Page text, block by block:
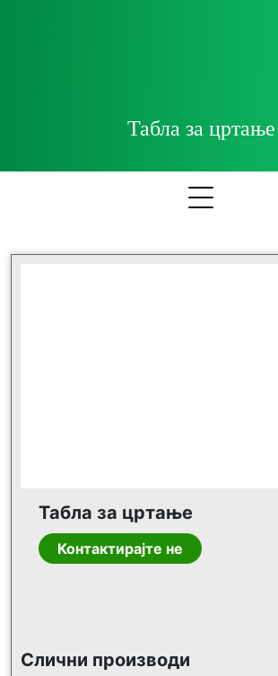
Табла за цртање
Табла за цртање
Контактирајте не
Слични производи